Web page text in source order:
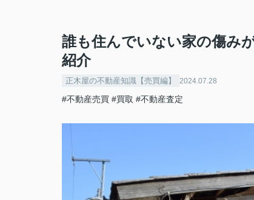
誰も住んでいない家の傷み
紹介
正木屋の不動産知識【売買編】 2024.07.28
#不動産売買 #買取 #不動産査定